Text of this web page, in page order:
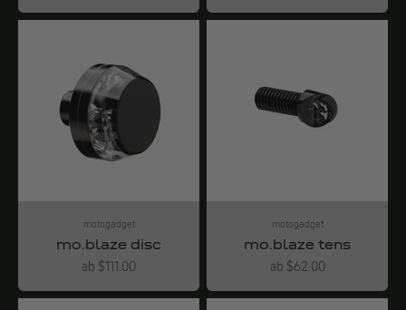
motogadget
mo.blaze disc
Angebot
ab $111.00
motogadget
mo.blaze tens
Angebot
ab $62.00